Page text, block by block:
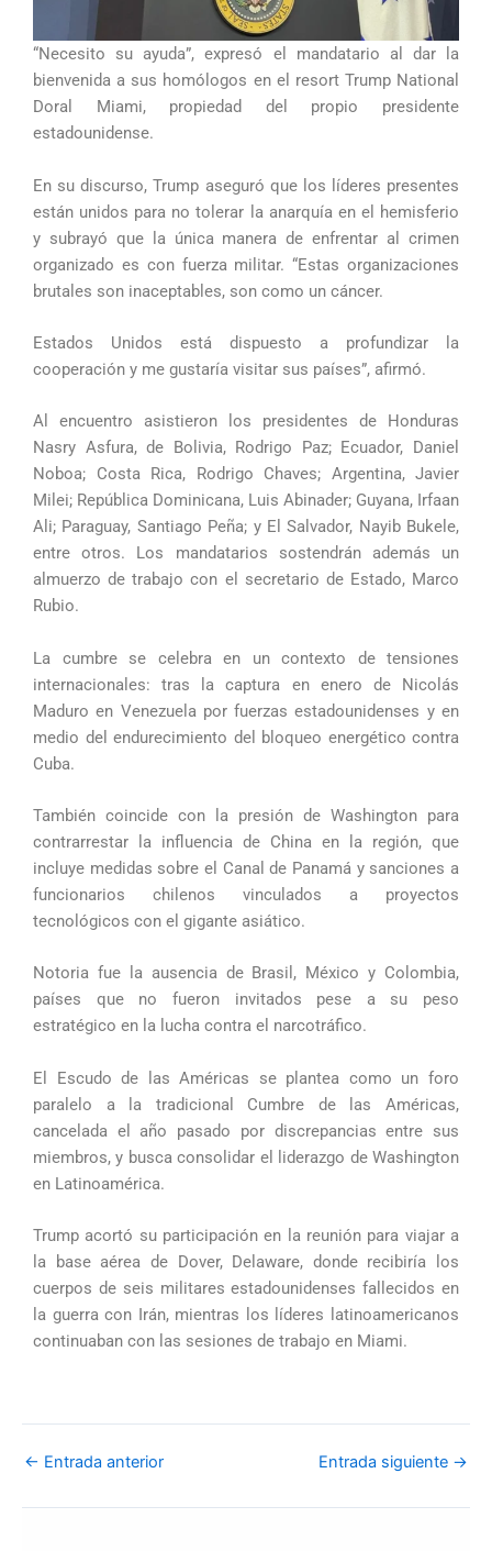
“Necesito su ayuda”, expresó el mandatario al dar la
bienvenida a sus homólogos en el resort Trump National
Doral Miami, propiedad del propio presidente
estadounidense.
En su discurso, Trump aseguró que los líderes presentes
están unidos para no tolerar la anarquía en el hemisferio
y subrayó que la única manera de enfrentar al crimen
organizado es con fuerza militar. “Estas organizaciones
brutales son inaceptables, son como un cáncer.
Estados Unidos está dispuesto a profundizar la
cooperación y me gustaría visitar sus países”, afirmó.
Al encuentro asistieron los presidentes de Honduras
Nasry Asfura, de Bolivia, Rodrigo Paz; Ecuador, Daniel
Noboa; Costa Rica, Rodrigo Chaves; Argentina, Javier
Milei; República Dominicana, Luis Abinader; Guyana, Irfaan
Ali; Paraguay, Santiago Peña; y El Salvador, Nayib Bukele,
entre otros. Los mandatarios sostendrán además un
almuerzo de trabajo con el secretario de Estado, Marco
Rubio.
La cumbre se celebra en un contexto de tensiones
internacionales: tras la captura en enero de Nicolás
Maduro en Venezuela por fuerzas estadounidenses y en
medio del endurecimiento del bloqueo energético contra
Cuba.
También coincide con la presión de Washington para
contrarrestar la influencia de China en la región, que
incluye medidas sobre el Canal de Panamá y sanciones a
funcionarios chilenos vinculados a proyectos
tecnológicos con el gigante asiático.
Notoria fue la ausencia de Brasil, México y Colombia,
países que no fueron invitados pese a su peso
estratégico en la lucha contra el narcotráfico.
El Escudo de las Américas se plantea como un foro
paralelo a la tradicional Cumbre de las Américas,
cancelada el año pasado por discrepancias entre sus
miembros, y busca consolidar el liderazgo de Washington
en Latinoamérica.
Trump acortó su participación en la reunión para viajar a
la base aérea de Dover, Delaware, donde recibiría los
cuerpos de seis militares estadounidenses fallecidos en
la guerra con Irán, mientras los líderes latinoamericanos
continuaban con las sesiones de trabajo en Miami.
← Entrada anterior Entrada siguiente →